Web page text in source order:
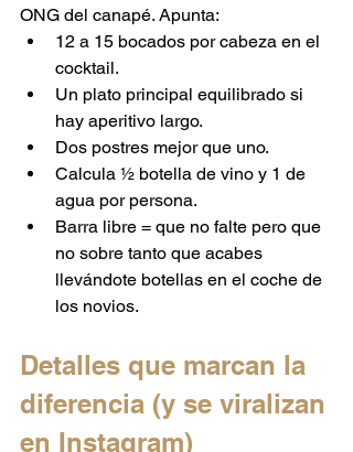
ONG del canapé. Apunta:
12 a 15 bocados por cabeza en el
cocktail.
Un plato principal equilibrado si
hay aperitivo largo.
Dos postres mejor que uno.
Calcula ½ botella de vino y 1 de
agua por persona.
Barra libre = que no falte pero que
no sobre tanto que acabes
llevándote botellas en el coche de
los novios.
Detalles que marcan la
diferencia (y se viralizan
en Instagram)